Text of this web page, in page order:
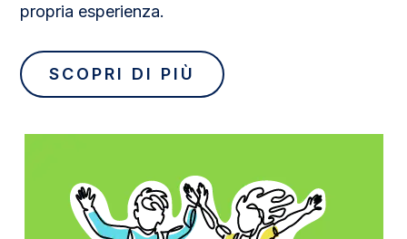
propria esperienza.
SCOPRI DI PIÙ